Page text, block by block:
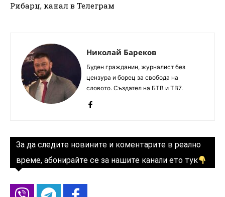
Рибарц, канал в Телеграм
Николай Бареков
Буден гражданин, журналист без
цензура и борец за свобода на
словото. Създател на БТВ и ТВ7.
За да следите новините и коментарите в реално
време, абонирайте се за нашите канали ето тук